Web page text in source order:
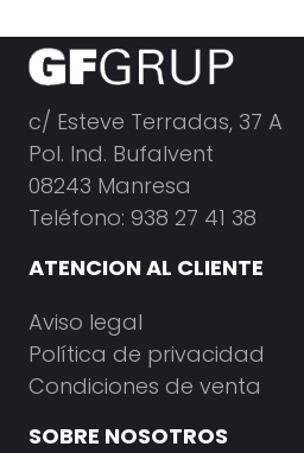
c/ Esteve Terradas, 37 A
Pol. Ind. Bufalvent
08243 Manresa
Teléfono: 938 27 41 38
ATENCION AL CLIENTE
Aviso legal
Política de privacidad
Condiciones de venta
SOBRE NOSOTROS